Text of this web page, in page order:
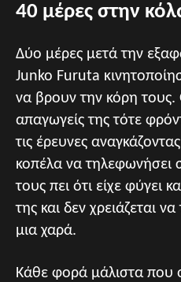
40 μέρες στην
Δύο μέρες μετά την
Junko Furuta
να βρουν την κόρη τους.
απαγωγείς της τότε
τις έρευνες
κοπέλα να τηλεφωνήσει
τους πει ότι είχε φύγει
της και δεν χρειάζεται
μια χαρά.
Κάθε φορά μάλιστα που